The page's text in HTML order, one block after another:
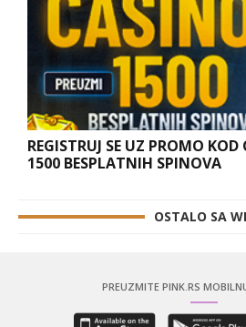
REGISTRUJ SE UZ PROMO
1500 BESPLATNIH SPINOVA
OSTALO SA
PREUZMITE PINK.RS